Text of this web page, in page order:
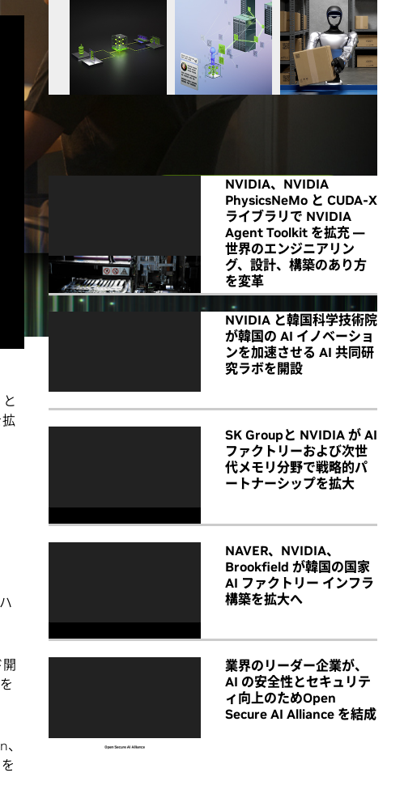
All NVIDIA News
NVIDIA、NVIDIA
PhysicsNeMo と CUDA-X
ライブラリで NVIDIA
Agent Toolkit を拡充 ―
世界のエンジニアリン
グ、設計、構築のあり方
を変革
NVIDIA と韓国科学技術院
が韓国の AI イノベーショ
ンを加速させる AI 共同研
究ラボを開設
SK Groupと NVIDIA が AI
ファクトリーおよび次世
代メモリ分野で戦略的パ
ートナーシップを拡大
NAVER、NVIDIA、
Brookfield が韓国の国家
AI ファクトリー インフラ
構築を拡大へ
業界のリーダー企業が、
AI の安全性とセキュリテ
ィ向上のためOpen
Secure AI Alliance を結成